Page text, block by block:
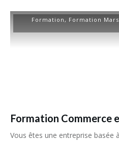
Formation, Formation
Formation Commerce
Vous êtes une entreprise basée